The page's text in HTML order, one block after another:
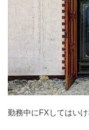
勤務中にFXしてはい